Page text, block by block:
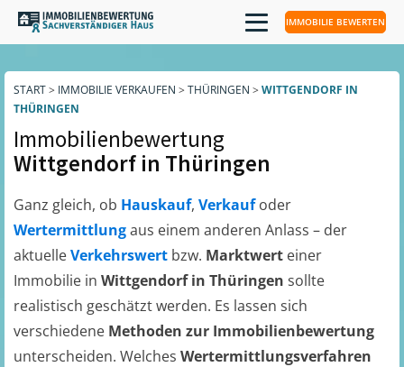
IMMOBILIE BEWERTEN
START> IMMOBILIE VERKAUFEN > THÜRINGEN > WITTGENDORF IN
THÜRINGEN
Immobilienbewertung
Wittgendorf in Thüringen
Ganz gleich, ob Hauskauf, Verkaufoder
Wertermittlungaus einem anderen Anlass – der
aktuelleVerkehrswert bzw. Marktwert einer
Immobilie in Wittgendorf in Thüringen sollte
realistisch geschätzt werden. Es lassen sich
verschiedene Methoden zur Immobilienbewertung
unterscheiden. Welches Wertermittlungsverfahren